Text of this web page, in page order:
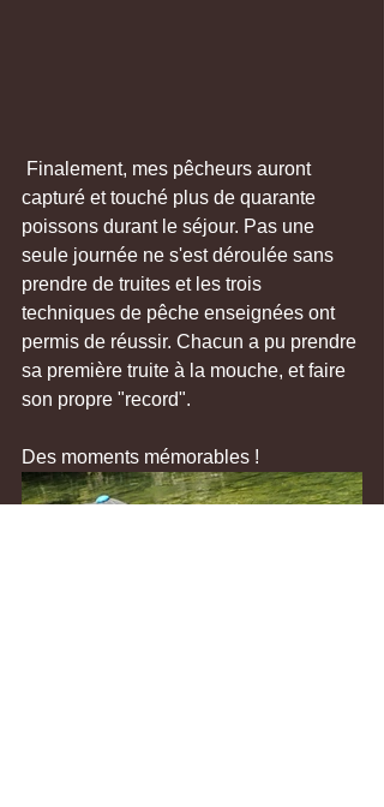
capturé et touché plus de quarante
poissons durant le séjour. Pas une
seule journée ne s'est déroulée sans
prendre de truites et les trois
techniques de pêche enseignées ont
permis de réussir. Chacun a pu prendre
sa première truite à la mouche, et faire
son propre "record".
Des moments mémorables !